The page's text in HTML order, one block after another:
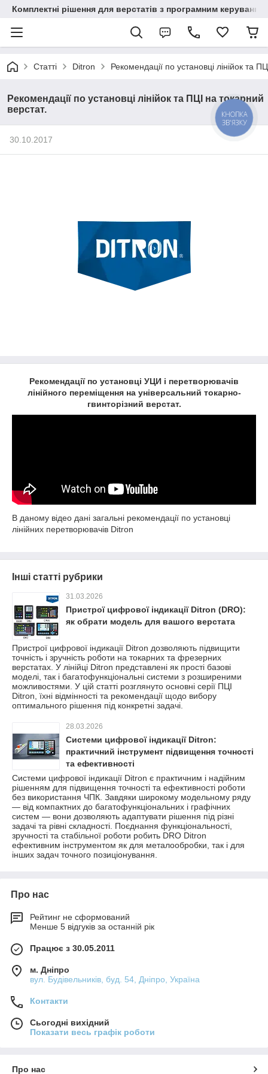
Комплектні рішення для верстатів з програмним
Статті Ditron Рекомендації по установці лінійок та
Рекомендації по установці лінійок та ПЦІ на токарний
верстат.
30.10.2017
Рекомендації по установці УЦИ і перетворювачів
лінійного переміщення на універсальний токарно-
гвинторізний верстат.
В даному відео дані загальні рекомендації по установці
лінійних перетворювачів Ditron
Інші статті рубрики
31.03.2026
Пристрої цифрової індикації Ditron (DRO):
як обрати модель для вашого верстата
Пристрої цифрової індикації Ditron дозволяють підвищити
точність і зручність роботи на токарних та фрезерних
верстатах. У лінійці Ditron представлені як прості базові
моделі, так і багатофункціональні системи з розширеними
можливостями. У цій статті розглянуто основні серії ПЦІ
Ditron, їхні відмінності та рекомендації щодо вибору
оптимального рішення під конкретні задачі.
28.03.2026
Системи цифрової індикації Ditron:
практичний інструмент підвищення точності
та ефективності
Системи цифрової індикації Ditron є практичним і надійним
рішенням для підвищення точності та ефективності роботи
без використання ЧПК. Завдяки широкому модельному ряду
— від компактних до багатофункціональних і графічних
систем — вони дозволяють адаптувати рішення під різні
задачі та рівні складності. Поєднання функціональності,
зручності та стабільної роботи робить DRO Ditron
ефективним інструментом як для металообробки, так і для
інших задач точного позиціонування.
Про нас
Рейтинг не сформований
Менше 5 відгуків за останній рік
Працює з 30.05.2011
м. Дніпро
вул. Будівельників, буд. 54, Дніпро, Україна
Контакти
Сьогодні вихідний
Показати весь графік роботи
Про нас
КНОПКА
ЗВ'ЯЗКУ